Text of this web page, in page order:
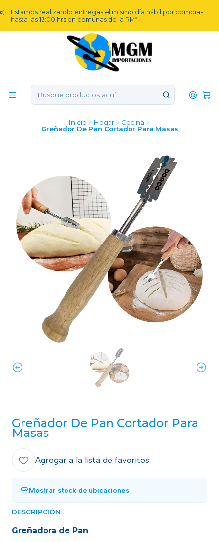
Estamos realizando entregas el mismo día hábil por compras
hasta las 13:00 hrs en comunas de la RM*
Inicio Hogar
Cocina
Greñador De Pan Cortador Para Masas
|
Greñador De Pan Cortador Para
Masas
Agregar a la lista de favoritos
Mostrar stock de ubicaciones
DESCRIPCIÓN
Greñadora de Pan